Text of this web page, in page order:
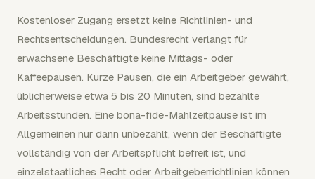
Kostenloser Zugang ersetzt keine Richtlinien- und
Rechtsentscheidungen. Bundesrecht verlangt für
erwachsene Beschäftigte keine Mittags- oder
Kaffeepausen. Kurze Pausen, die ein Arbeitgeber gewährt,
üblicherweise etwa 5 bis 20 Minuten, sind bezahlte
Arbeitsstunden. Eine bona-fide-Mahlzeitpause ist im
Allgemeinen nur dann unbezahlt, wenn der Beschäftigte
vollständig von der Arbeitspflicht befreit ist, und
einzelstaatliches Recht oder Arbeitgeberrichtlinien können